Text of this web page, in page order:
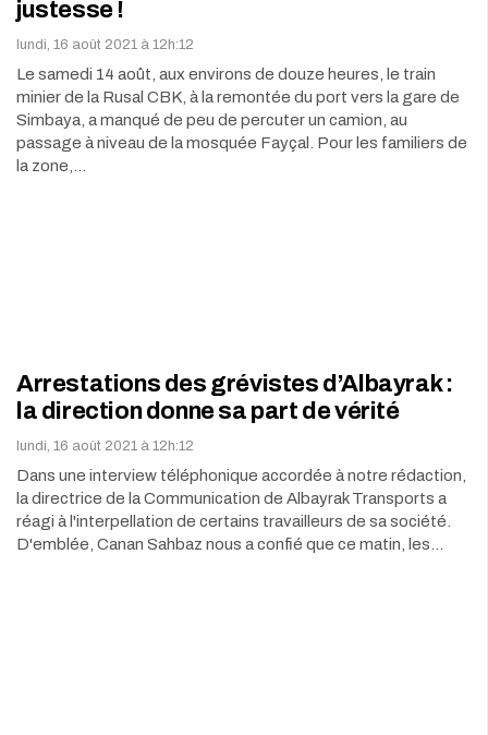
justesse !
lundi, 16 août 2021 à 12h:12
Le samedi 14 août, aux environs de douze heures, le train
minier de la Rusal CBK, à la remontée du port vers la gare de
Simbaya, a manqué de peu de percuter un camion, au
passage à niveau de la mosquée Fayçal. Pour les familiers de
la zone,…
Arrestations des grévistes d’Albayrak :
la direction donne sa part de vérité
lundi, 16 août 2021 à 12h:12
Dans une interview téléphonique accordée à notre rédaction,
la directrice de la Communication de Albayrak Transports a
réagi à l'interpellation de certains travailleurs de sa société.
D'emblée, Canan Sahbaz nous a confié que ce matin, les…